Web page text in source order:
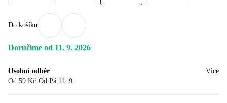
Do košíku
Doručíme od 11. 9. 2026
Osobní odběr
Od 59 Kč·Od Pá 11. 9.
Více